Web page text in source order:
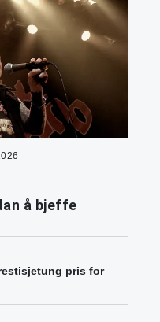
å bjeffe
pris for